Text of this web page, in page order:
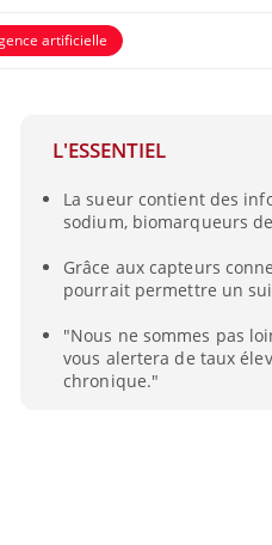
artificielle
L'ESSENTIEL
La sueur contient des
sodium, biomarqueurs
Grâce aux capteurs
pourrait permettre un
"Nous ne sommes pas
vous alertera de taux
chronique."
Les médicaments GLP-1
protègent-ils aussi les os
Cytomégalovirus : ce qui
charge des femmes
enceintes